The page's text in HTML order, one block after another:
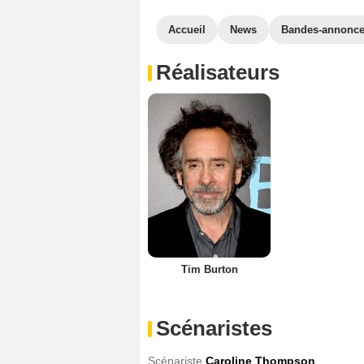
Accueil News Bandes-
Réalisateurs
Tim Burton
Scénaristes
Scénariste Caroline Thompson